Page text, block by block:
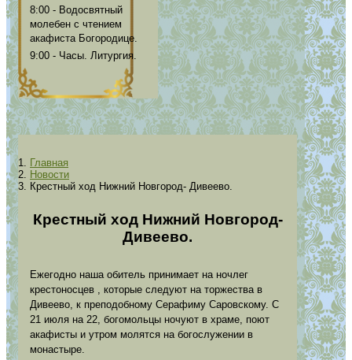
8:00 - Водосвятный
молебен с чтением
акафиста Богородице.
9:00 - Часы. Литургия.
Главная
Новости
Крестный ход Нижний Новгород- Дивеево.
Крестный ход Нижний Новгород-
Дивеево.
Ежегодно наша обитель принимает на ночлег
крестоносцев , которые следуют на торжества в
Дивеево, к преподобному Серафиму Саровскому. С
21 июля на 22, богомольцы ночуют в храме, поют
акафисты и утром молятся на богослужении в
монастыре.